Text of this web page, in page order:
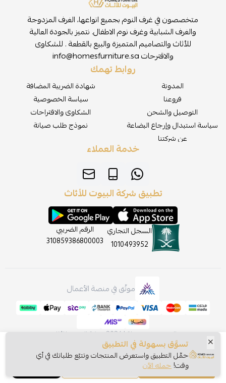
متخصصون في غرف النوم بجميع انواعها، الغرف المزدوجة
والغرف الشبابية وغرف نوم الاطفال. نتميز بالجودة العالية
للأثاث والتصاميم المتميزة والبيع بالقطعة . للشكاوى
والاقترحاتinfo@homesfurniture.sa
روابط تهمك
المدونة
فروعنا
التوصيل والشحن
سياسة استبدال وإرجاع البضاعة
عن شركتنا
شهادة الضريبة المضافة
سياسة الخصوصية
الشكاوى والاقتراحات
نموذج طلب صيانة
خدمة العملاء
تطبيق شركة البيوت للأثاث
السجل التجاري
1010493952
الرقم الضريبي
310859386800003
موثّق في منصة الأعمال
الحقوق محفوظة | 2026 شركة البيوت للأثاث
تسوَّق بسهولة في التطبيق
حمِّل التطبيق واستعرض المنتجات وتتبّع طلباتك في أي
وقت!حمله الآن